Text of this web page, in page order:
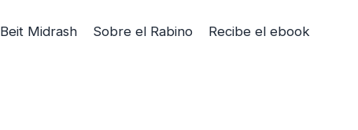
Beit Midrash Sobre el Rabino Recibe el ebook